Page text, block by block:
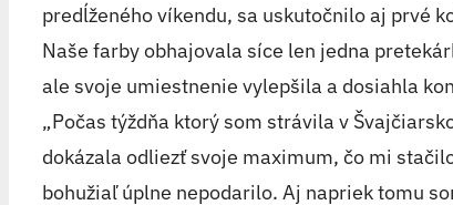
predĺženého víkendu, sa uskutočnilo aj prvé
Naše farby obhajovala síce len jedna
ale svoje umiestnenie vylepšila a dosiahla
„Počas týždňa ktorý som strávila v
dokázala odliezť svoje maximum, čo mi
bohužiaľ úplne nepodarilo. Aj napriek tomu